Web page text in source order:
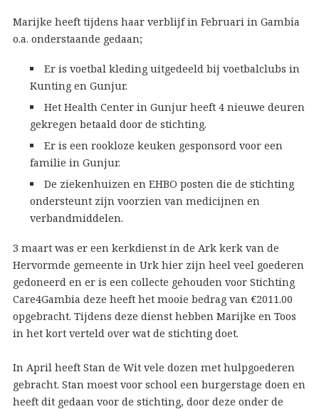
Marijke heeft tijdens haar verblijf in Februari in Gambia
o.a. onderstaande gedaan;
Er is voetbal kleding uitgedeeld bij voetbalclubs in
Kunting en Gunjur.
Het Health Center in Gunjur heeft 4 nieuwe deuren
gekregen betaald door de stichting.
Er is een rookloze keuken gesponsord voor een
familie in Gunjur.
De ziekenhuizen en EHBO posten die de stichting
ondersteunt zijn voorzien van medicijnen en
verbandmiddelen.
3 maart was er een kerkdienst in de Ark kerk van de
Hervormde gemeente in Urk hier zijn heel veel goederen
gedoneerd en er is een collecte gehouden voor Stichting
Care4Gambia deze heeft het mooie bedrag van €2011.00
opgebracht. Tijdens deze dienst hebben Marijke en Toos
in het kort verteld over wat de stichting doet.
In April heeft Stan de Wit vele dozen met hulpgoederen
gebracht. Stan moest voor school een burgerstage doen en
heeft dit gedaan voor de stichting, door deze onder de